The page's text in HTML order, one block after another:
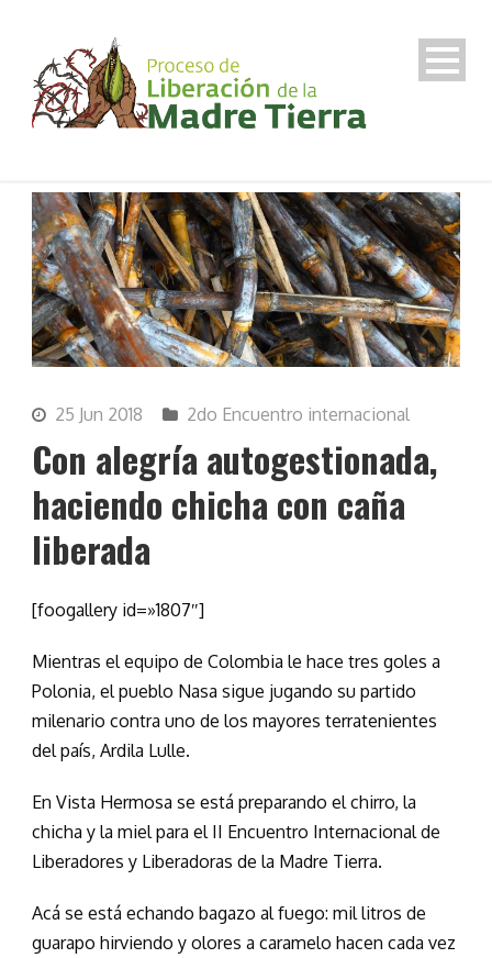
25 Jun 2018 2do Encuentro internacional
Con alegría autogestionada,
haciendo chicha con caña
liberada
[foogallery id=»1807″]
Mientras el equipo de Colombia le hace tres goles a
Polonia, el pueblo Nasa sigue jugando su partido
milenario contra uno de los mayores terratenientes
del país, Ardila Lulle.
En Vista Hermosa se está preparando el chirro, la
chicha y la miel para el II Encuentro Internacional de
Liberadores y Liberadoras de la Madre Tierra.
Acá se está echando bagazo al fuego: mil litros de
guarapo hirviendo y olores a caramelo hacen cada vez